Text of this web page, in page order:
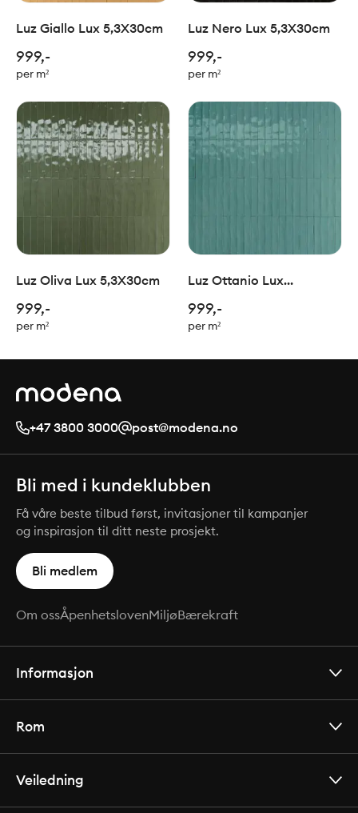
Luz Giallo Lux 5,3X30cm
999,-
per m²
Luz Nero Lux 5,3X30cm
999,-
per m²
Luz Oliva Lux 5,3X30cm
999,-
per m²
Luz Ottanio Lux
999,-
per m²
+47 3800 3000 post@modena.no
Bli med i kundeklubben
Få våre beste tilbud først, invitasjoner til kampanjer
og inspirasjon til ditt neste prosjekt.
Bli medlem
Om ossÅpenhetslovenMiljøBærekraft
Informasjon
Rom
Veiledning